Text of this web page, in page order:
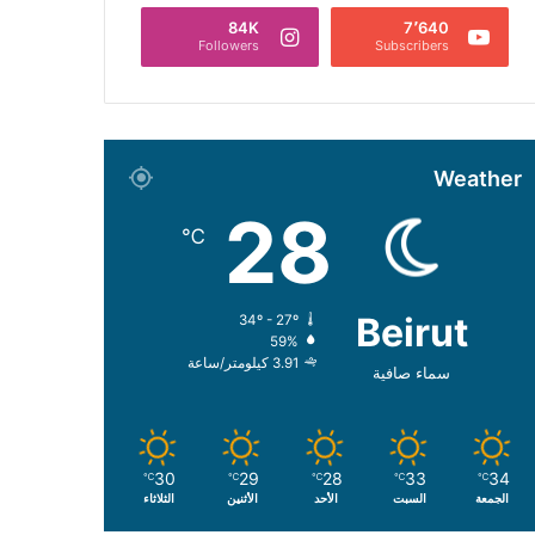
7٬640
Subscribers
84K
Followers
Weather
Beirut
سماء صافية
28
℃
34º - 27º
59%
3.91 كيلومتر/ساعة
34
℃
الجمعة
33
℃
السبت
28
℃
الأحد
29
℃
الأثنين
30
℃
الثلاثاء